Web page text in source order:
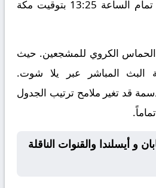
وتبدأ أحداث اللقاء في تمام الساعة 13:25 بتوقيت مكة
الحماس الكروي للمشجعين. حيث
البث المباشر عبر يلا شوت.
قد تغير ملامح ترتيب الجدول
و أيسلندا والقنوات الناقلة